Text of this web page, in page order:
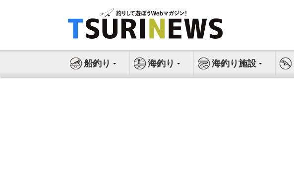
ス
船釣り 海釣り 海釣り施設